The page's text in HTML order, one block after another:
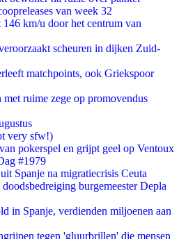
van week 32
146 km/u door het centrum van
scheuren in dijken Zuid-
matchpoints, ook Griekspoor
ruime zege op promovendus
very sfw!)
pokerspel en grijpt geel op Ventoux
#1979
Spanje na migratiecrisis Ceuta
burgemeester Depla
in Spanje, verdienden miljoenen aan
tegen 'gluurbrillen' die mensen